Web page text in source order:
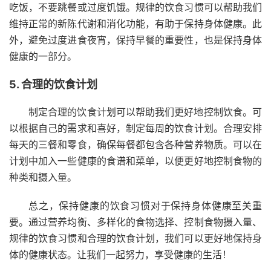
吃饭，不要跳餐或过度饥饿。规律的饮食习惯可以帮助我们
维持正常的新陈代谢和消化功能，有助于保持身体健康。此
外，避免过度进食夜宵，保持早餐的重要性，也是保持身体
健康的一部分。
5. 合理的饮食计划
制定合理的饮食计划可以帮助我们更好地控制饮食。可
以根据自己的需求和喜好，制定每周的饮食计划。合理安排
每天的三餐和零食，确保每餐都包含各种营养物质。可以在
计划中加入一些健康的食谱和菜单，以便更好地控制食物的
种类和摄入量。
总之，保持健康的饮食习惯对于保持身体健康至关重
要。通过营养均衡、多样化的食物选择、控制食物摄入量、
规律的饮食习惯和合理的饮食计划，我们可以更好地保持身
体的健康状态。让我们一起努力，享受健康的生活！